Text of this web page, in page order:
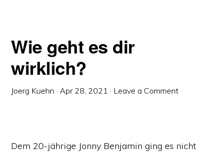
SELBST
SCHAFFEN)
Wie geht es dir
wirklich?
Joerg Kuehn · Apr 28, 2021 · Leave a Comment
Dem 20-jährige Jonny Benjamin ging es nicht